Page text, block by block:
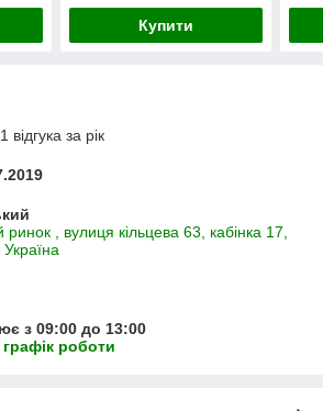
Купити
за рік
, вулиця кільцева 63, кабінка 17,
з 09:00 до 13:00
роботи